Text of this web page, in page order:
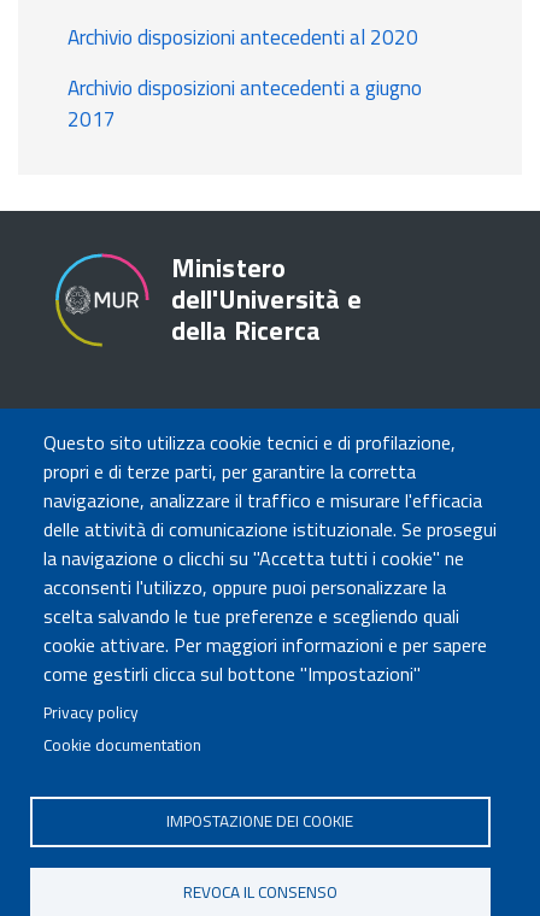
Questo sito utilizza cookie tecnici e di profilazione,
propri e di terze parti, per garantire la corretta
navigazione, analizzare il traffico e misurare l'efficacia
delle attività di comunicazione istituzionale. Se prosegui
la navigazione o clicchi su "Accetta tutti i cookie" ne
acconsenti l'utilizzo, oppure puoi personalizzare la
scelta salvando le tue preferenze e scegliendo quali
cookie attivare. Per maggiori informazioni e per sapere
come gestirli clicca sul bottone "Impostazioni"
Privacy policy
Cookie documentation
IMPOSTAZIONE DEI COOKIE
REVOCA IL CONSENSO
Archivio disposizioni antecedenti al 2020
Archivio disposizioni antecedenti a giugno
2017
Ministero
dell'Università e
della Ricerca
TRASPARENZA
Amministrazione Trasparente
Atti di notifica
Albo online
Concorsi
COMUNICA CON NOI
Urp
Posta elettronica certificata
Sedi e contatti
Governo Italiano
Tutti i diritti riservati © 2020
Mappa del sito